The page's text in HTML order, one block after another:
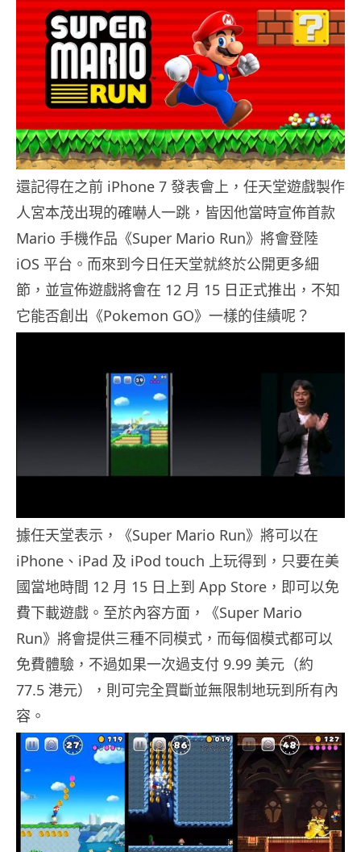
還記得在之前 iPhone 7 發表會上，任天堂遊戲製作
人宮本茂出現的確嚇人一跳，皆因他當時宣佈首款
Mario 手機作品《Super Mario Run》將會登陸
iOS 平台。而來到今日任天堂就終於公開更多細
節，並宣佈遊戲將會在 12 月 15 日正式推出，不知
它能否創出《Pokemon GO》一樣的佳績呢？
據任天堂表示，《Super Mario Run》將可以在
iPhone、iPad 及 iPod touch 上玩得到，只要在美
國當地時間 12 月 15 日上到 App Store，即可以免
費下載遊戲。至於內容方面，《Super Mario
Run》將會提供三種不同模式，而每個模式都可以
免費體驗，不過如果一次過支付 9.99 美元（約
77.5 港元），則可完全買斷並無限制地玩到所有內
容。